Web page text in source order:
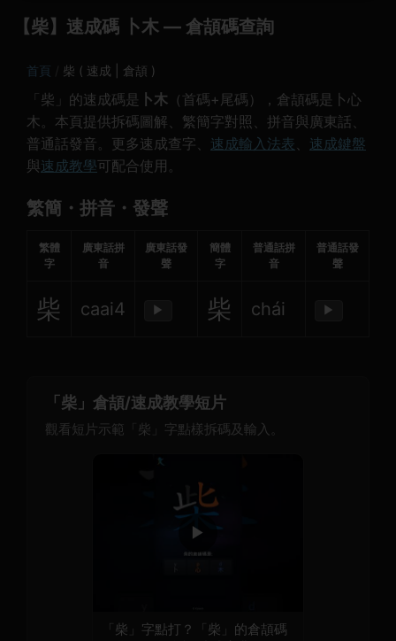
【柴】速成碼 卜木 — 倉頡碼查詢
首頁 柴 ( 速成 | 倉頡 )
「柴」的速成碼是 卜木 （首碼+尾碼），倉頡碼是卜心
木。本頁提供拆碼圖解、繁簡字對照、拼音與廣東話、
普通話發音。更多速成查字、 速成輸入法表、 速成鍵盤
與速成教學可配合使用。
繁簡・拼音・發聲
繁體
字
廣東話拼
音
廣東話發
聲
簡體
字
普通話拼
音
普通話發
聲
柴 caai4 ▶ 柴 chái ▶
「柴」倉頡/速成教學短片
觀看短片示範「柴」字點樣拆碼及輸入。
▶
「柴」字點打？「柴」的倉頡碼